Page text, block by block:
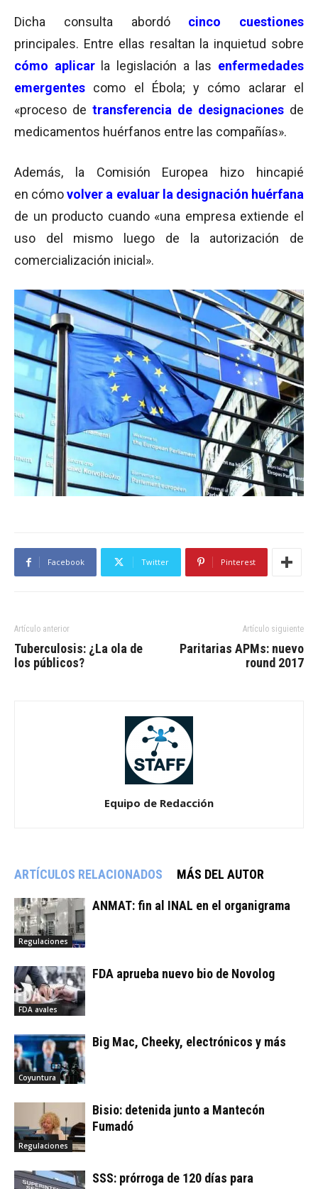
Dicha consulta abordócinco cuestiones
principales. Entre ellas resaltan la inquietud sobre
cómo aplicarla legislación a las enfermedades
emergentes como el Ébola; y cómo aclarar el
«proceso de transferencia de designaciones de
medicamentos huérfanos entre las compañías».
Además, la Comisión Europea hizo hincapié
en cómovolver a evaluar la designación huérfana
de un producto cuando «una empresa extiende el
uso del mismo luego de la autorización de
comercialización inicial».
Facebook Twitter Pinterest
Artículo anterior
Tuberculosis: ¿La ola de
los públicos?
Artículo siguiente
Paritarias APMs: nuevo
round 2017
Equipo de Redacción
ARTÍCULOS RELACIONADOS MÁS DEL AUTOR
Regulaciones
ANMAT: fin al INAL en el organigrama
FDA avales
FDA aprueba nuevo bio de Novolog
Coyuntura
Big Mac, Cheeky, electrónicos y más
Regulaciones
Bisio: detenida junto a Mantecón
Fumadó
SSS: prórroga de 120 días para